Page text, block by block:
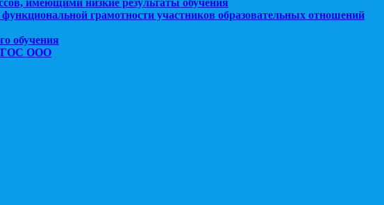
имеющими низкие результаты обучения
грамотности участников образовательных отношений
обучения
ФГОС ООО